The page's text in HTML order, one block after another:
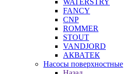
WATERSTRY
FANCY
CNP
ROMMER
STOUT
VANDJORD
АКВАТЕК
Насосы поверхностные